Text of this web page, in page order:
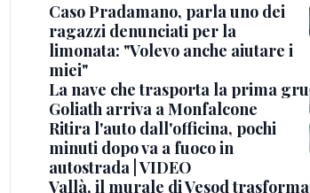
Caso Pradamano, parla uno dei
ragazzi denunciati per la
limonata: "Volevo anche aiutare i
miei"
La nave che trasporta la prima gru
Goliath arriva a Monfalcone
Ritira l'auto dall'officina, pochi
minuti dopo va a fuoco in
autostrada | VIDEO
Vallà, il murale di Vesod trasforma